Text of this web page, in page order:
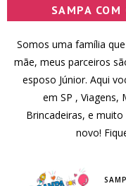
SAMPA COM
Somos uma família
mãe, meus parceiros
esposo Júnior. Aqui
em SP , Viagens,
Brincadeiras, e
novo!